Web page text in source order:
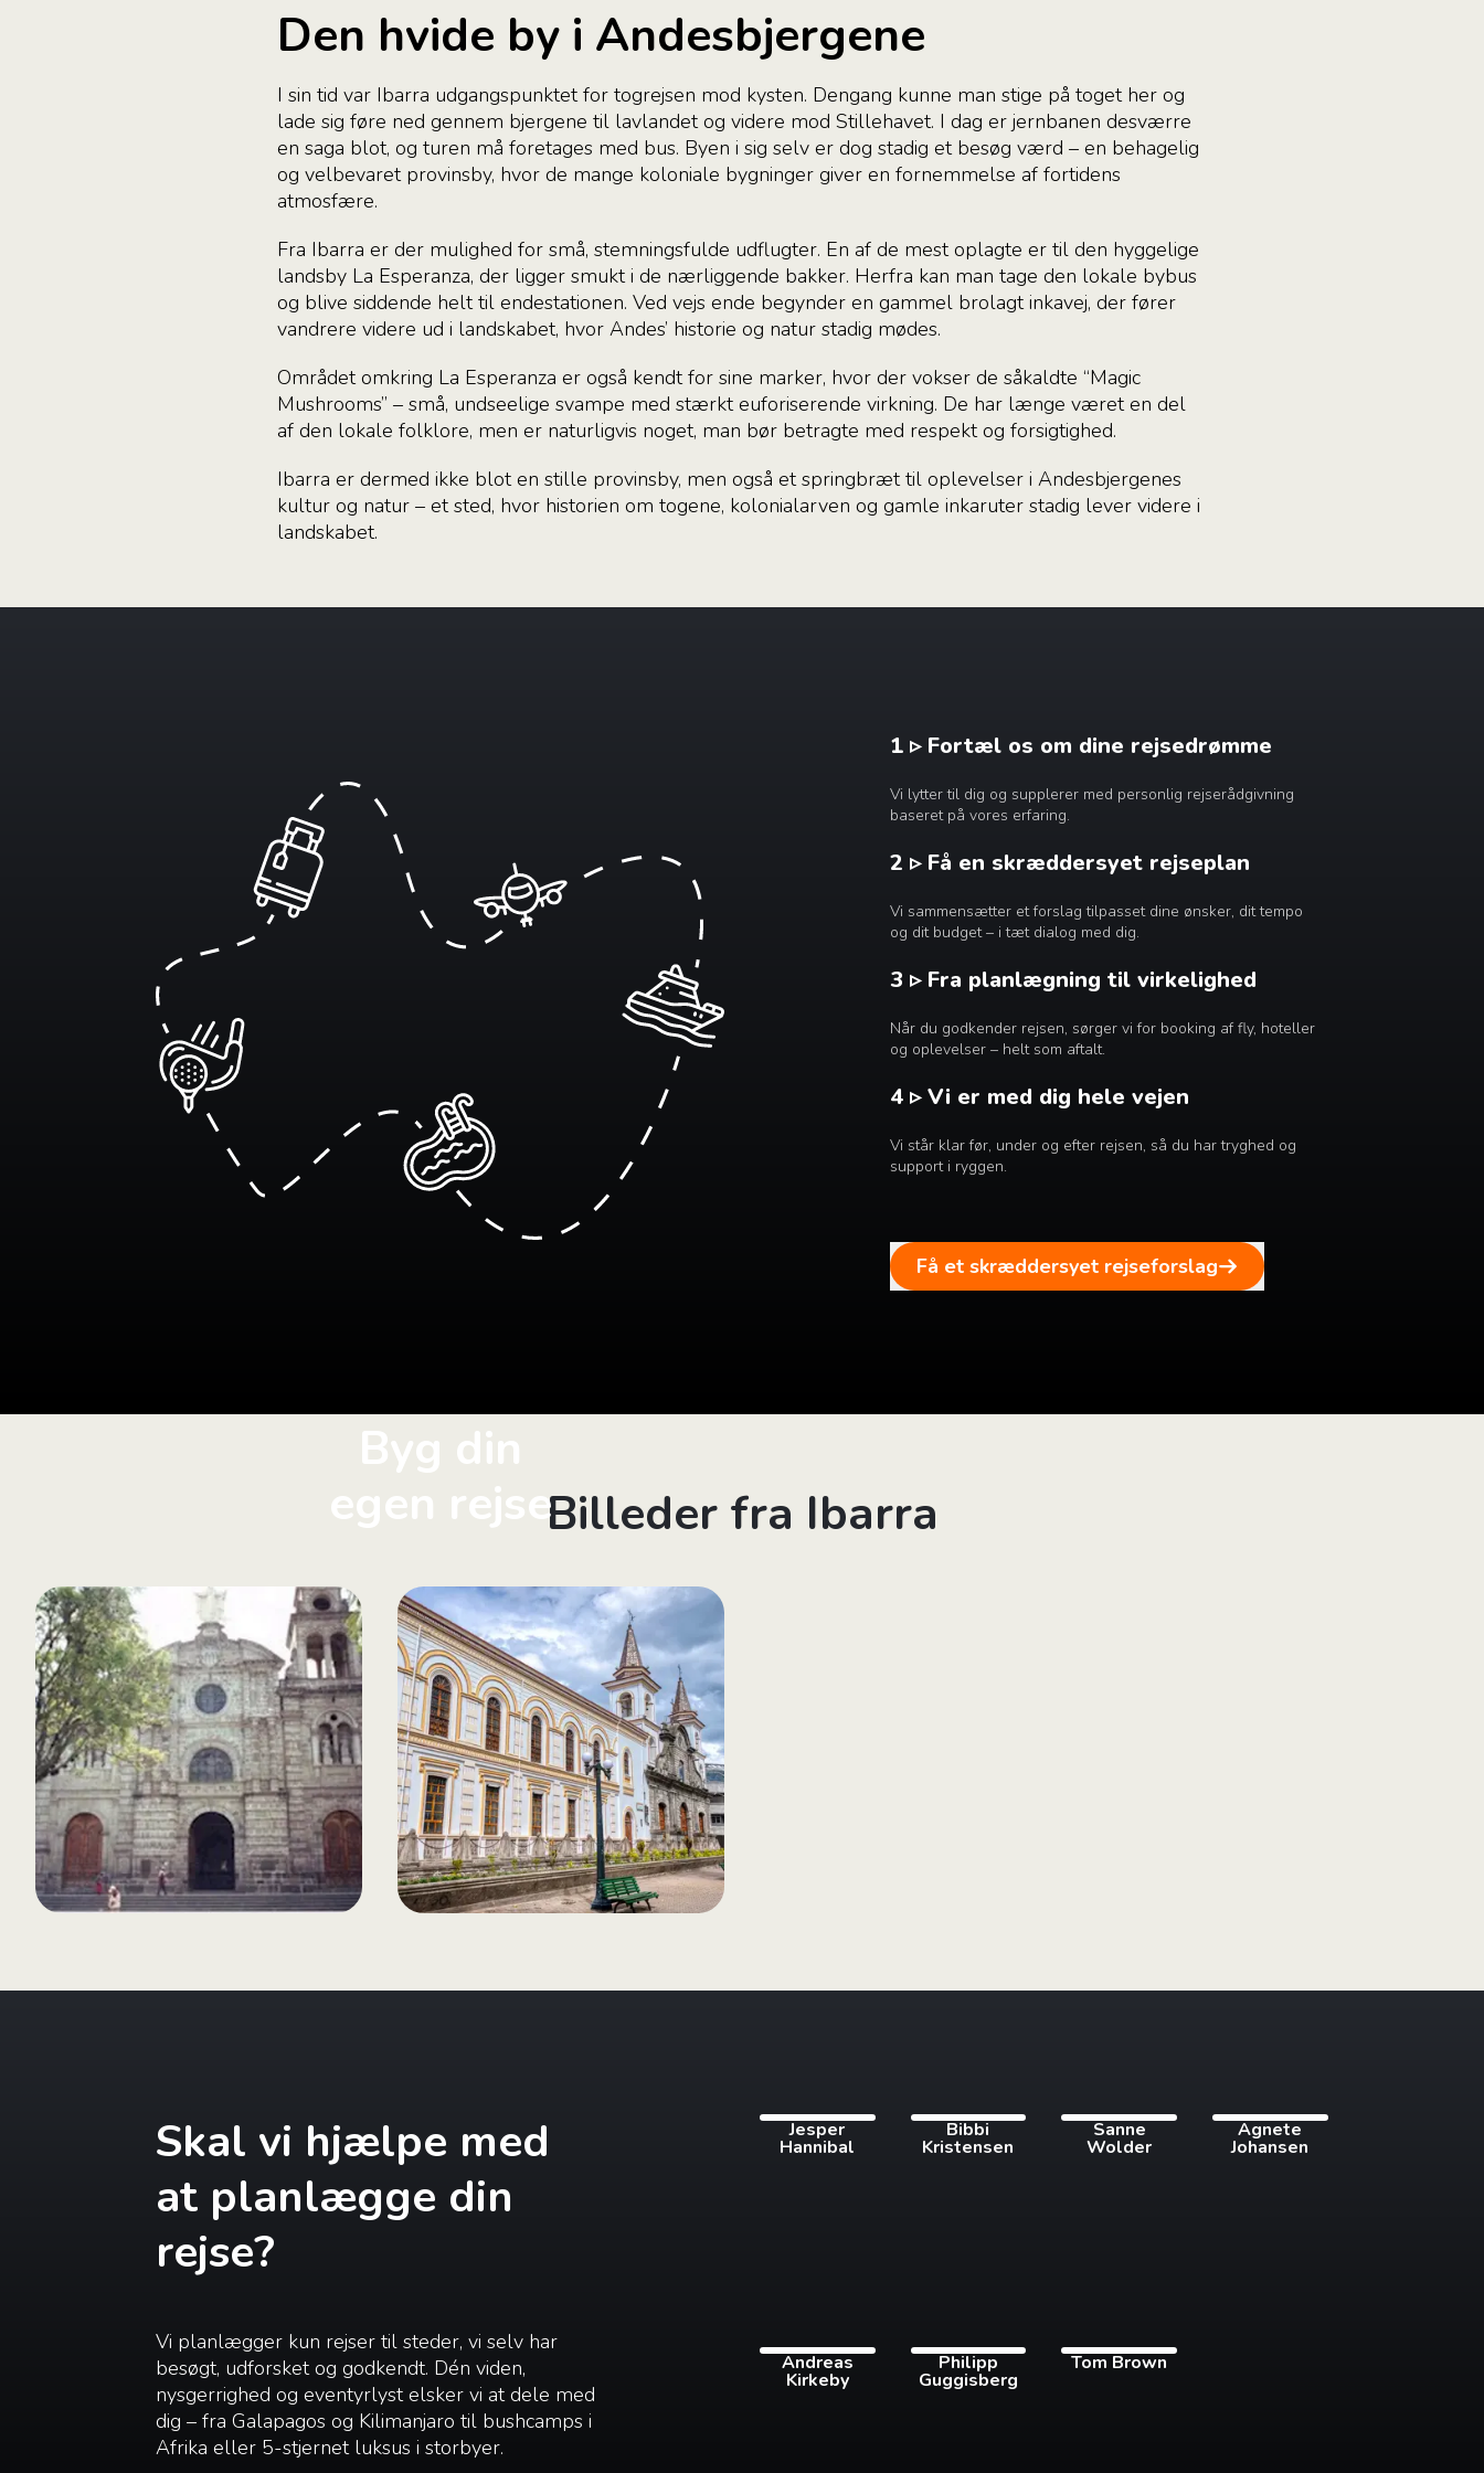
Den hvide by i Andesbjergene
I sin tid var Ibarra udgangspunktet for togrejsen mod kysten. Dengang kunne man stige på toget her og
lade sig føre ned gennem bjergene til lavlandet og videre mod Stillehavet. I dag er jernbanen desværre
en saga blot, og turen må foretages med bus. Byen i sig selv er dog stadig et besøg værd – en behagelig
og velbevaret provinsby, hvor de mange koloniale bygninger giver en fornemmelse af fortidens
atmosfære.
Fra Ibarra er der mulighed for små, stemningsfulde udflugter. En af de mest oplagte er til den hyggelige
landsby La Esperanza, der ligger smukt i de nærliggende bakker. Herfra kan man tage den lokale bybus
og blive siddende helt til endestationen. Ved vejs ende begynder en gammel brolagt inkavej, der fører
vandrere videre ud i landskabet, hvor Andes’ historie og natur stadig mødes.
Området omkring La Esperanza er også kendt for sine marker, hvor der vokser de såkaldte “Magic
Mushrooms” – små, undseelige svampe med stærkt euforiserende virkning. De har længe været en del
af den lokale folklore, men er naturligvis noget, man bør betragte med respekt og forsigtighed.
Ibarra er dermed ikke blot en stille provinsby, men også et springbræt til oplevelser i Andesbjergenes
kultur og natur – et sted, hvor historien om togene, kolonialarven og gamle inkaruter stadig lever videre i
landskabet.
Byg din
egen rejse
1 ▹ Fortæl os om dine rejsedrømme
Vi lytter til dig og supplerer med personlig rejserådgivning
baseret på vores erfaring.
2 ▹ Få en skræddersyet rejseplan
Vi sammensætter et forslag tilpasset dine ønsker, dit tempo
og dit budget – i tæt dialog med dig.
3 ▹ Fra planlægning til virkelighed
Når du godkender rejsen, sørger vi for booking af fly, hoteller
og oplevelser – helt som aftalt.
4 ▹ Vi er med dig hele vejen
Vi står klar før, under og efter rejsen, så du har tryghed og
support i ryggen.
Få et skræddersyet rejseforslag
Billeder fra Ibarra
Skal vi hjælpe med
at planlægge din
rejse?
Vi planlægger kun rejser til steder, vi selv har
besøgt, udforsket og godkendt. Dén viden,
nysgerrighed og eventyrlyst elsker vi at dele med
dig – fra Galapagos og Kilimanjaro til bushcamps i
Afrika eller 5-stjernet luksus i storbyer.
Jesper
Hannibal
Bibbi
Kristensen
Sanne
Wolder
Agnete
Johansen
Andreas
Kirkeby
Philipp
Guggisberg
Tom Brown